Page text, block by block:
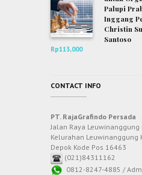
Palupi
Inggang
Christin
Santoso
Rp113,000
CONTACT INFO
PT. RajaGrafindo Persada
Jalan Raya Leuwinanggung
Kelurahan Leuwinanggung
Depok Kode Pos 16463
(021)84311162
0812-8247-4885 /